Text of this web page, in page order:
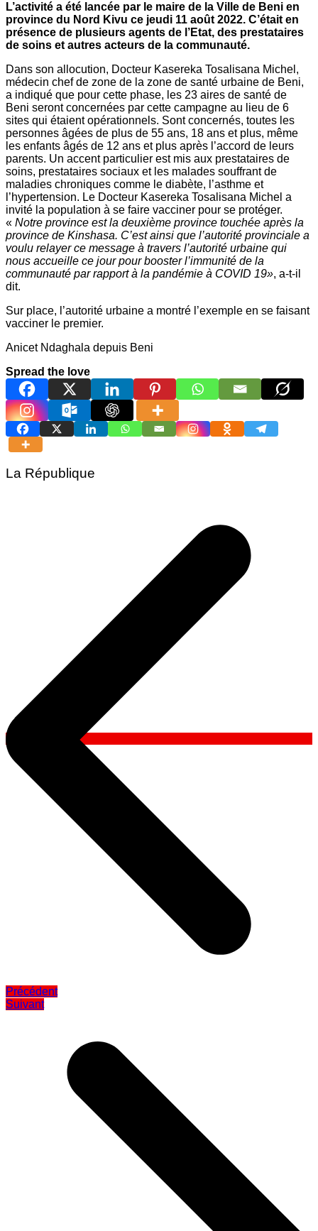
L’activité a été lancée par le maire de la Ville de Beni en
province du Nord Kivu ce jeudi 11 août 2022. C’était en
présence de plusieurs agents de l’Etat, des prestataires
de soins et autres acteurs de la communauté.
Dans son allocution, Docteur Kasereka Tosalisana Michel,
médecin chef de zone de la zone de santé urbaine de Beni,
a indiqué que pour cette phase, les 23 aires de santé de
Beni seront concernées par cette campagne au lieu de 6
sites qui étaient opérationnels. Sont concernés, toutes les
personnes âgées de plus de 55 ans, 18 ans et plus, même
les enfants âgés de 12 ans et plus après l’accord de leurs
parents. Un accent particulier est mis aux prestataires de
soins, prestataires sociaux et les malades souffrant de
maladies chroniques comme le diabète, l’asthme et
l’hypertension. Le Docteur Kasereka Tosalisana Michel a
invité la population à se faire vacciner pour se protéger.
« Notre province est la deuxième province touchée après la
province de Kinshasa. C’est ainsi que l’autorité provinciale a
voulu relayer ce message à travers l’autorité urbaine qui
nous accueille ce jour pour booster l’immunité de la
communauté par rapport à la pandémie à COVID 19», a-t-il
dit.
Sur place, l’autorité urbaine a montré l’exemple en se faisant
vacciner le premier.
Anicet Ndaghala depuis Beni
Spread the love
La République
Précédent
Suivant